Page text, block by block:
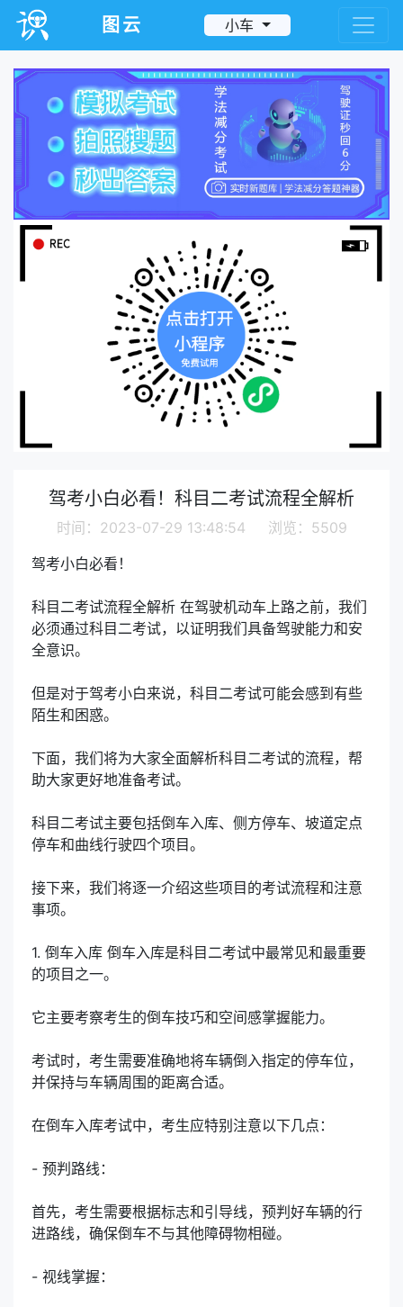
图云 小车
驾考小白必看！科目二考试流程全解析
时间：2023-07-29 13:48:54 浏览：5509
驾考小白必看！
科目二考试流程全解析 在驾驶机动车上路之前，我们
必须通过科目二考试，以证明我们具备驾驶能力和安
全意识。
但是对于驾考小白来说，科目二考试可能会感到有些
陌生和困惑。
下面，我们将为大家全面解析科目二考试的流程，帮
助大家更好地准备考试。
科目二考试主要包括倒车入库、侧方停车、坡道定点
停车和曲线行驶四个项目。
接下来，我们将逐一介绍这些项目的考试流程和注意
事项。
1. 倒车入库 倒车入库是科目二考试中最常见和最重要
的项目之一。
它主要考察考生的倒车技巧和空间感掌握能力。
考试时，考生需要准确地将车辆倒入指定的停车位，
并保持与车辆周围的距离合适。
在倒车入库考试中，考生应特别注意以下几点：
- 预判路线：
首先，考生需要根据标志和引导线，预判好车辆的行
进路线，确保倒车不与其他障碍物相碰。
- 视线掌握：